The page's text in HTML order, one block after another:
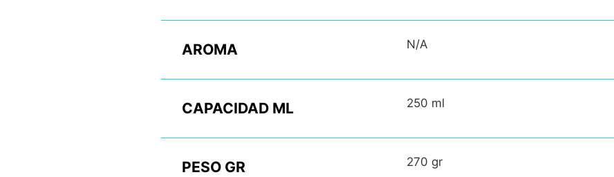
AROMA N/A
CAPACIDAD ML 250 ml
PESO GR 270 gr